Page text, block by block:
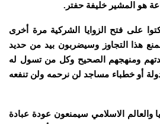
هو المشير خليفة حفتر.
على فتح الزوايا الشركية مرة أخرى
هذا التجاوز وسيضربون بيد من حديد
ومنهجهم الصحيح وكل من تسول له
أو خطباء مساجد لن نرحمه ولن تنفعه
والعالم الاسلامي سيمنعون عودة عبادة